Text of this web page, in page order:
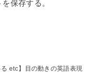
保存する。
る etc】目の動きの英語表現